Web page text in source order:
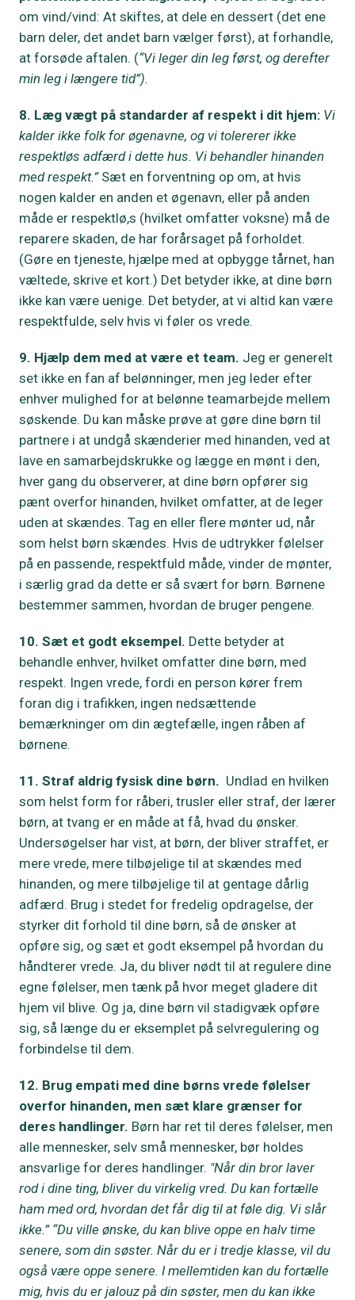
om vind/vind: At skiftes, at dele en dessert (det ene
barn deler, det andet barn vælger først), at forhandle,
at forsøde aftalen. (“Vi leger din leg først, og derefter
min leg i længere tid”).
8. Læg vægt på standarder af respekt i dit hjem: Vi
kalder ikke folk for øgenavne, og vi tolererer ikke
respektløs adfærd i dette hus. Vi behandler hinanden
med respekt.” Sæt en forventning op om, at hvis
nogen kalder en anden et øgenavn, eller på anden
måde er respektlø,s (hvilket omfatter voksne) må de
reparere skaden, de har forårsaget på forholdet.
(Gøre en tjeneste, hjælpe med at opbygge tårnet, han
væltede, skrive et kort.) Det betyder ikke, at dine børn
ikke kan være uenige. Det betyder, at vi altid kan være
respektfulde, selv hvis vi føler os vrede.
9. Hjælp dem med at være et team. Jeg er generelt
set ikke en fan af belønninger, men jeg leder efter
enhver mulighed for at belønne teamarbejde mellem
søskende. Du kan måske prøve at gøre dine børn til
partnere i at undgå skænderier med hinanden, ved at
lave en samarbejdskrukke og lægge en mønt i den,
hver gang du observerer, at dine børn opfører sig
pænt overfor hinanden, hvilket omfatter, at de leger
uden at skændes. Tag en eller flere mønter ud, når
som helst børn skændes. Hvis de udtrykker følelser
på en passende, respektfuld måde, vinder de mønter,
i særlig grad da dette er så svært for børn. Børnene
bestemmer sammen, hvordan de bruger pengene.
10. Sæt et godt eksempel. Dette betyder at
behandle enhver, hvilket omfatter dine børn, med
respekt. Ingen vrede, fordi en person kører frem
foran dig i trafikken, ingen nedsættende
bemærkninger om din ægtefælle, ingen råben af
børnene.
11. Straf aldrig fysisk dine børn. Undlad en hvilken
som helst form for råberi, trusler eller straf, der lærer
børn, at tvang er en måde at få, hvad du ønsker.
Undersøgelser har vist, at børn, der bliver straffet, er
mere vrede, mere tilbøjelige til at skændes med
hinanden, og mere tilbøjelige til at gentage dårlig
adfærd. Brug i stedet for fredelig opdragelse, der
styrker dit forhold til dine børn, så de ønsker at
opføre sig, og sæt et godt eksempel på hvordan du
håndterer vrede. Ja, du bliver nødt til at regulere dine
egne følelser, men tænk på hvor meget gladere dit
hjem vil blive. Og ja, dine børn vil stadigvæk opføre
sig, så længe du er eksemplet på selvregulering og
forbindelse til dem.
12. Brug empati med dine børns vrede følelser
overfor hinanden, men sæt klare grænser for
deres handlinger. Børn har ret til deres følelser, men
alle mennesker, selv små mennesker, bør holdes
ansvarlige for deres handlinger. "Når din bror laver
rod i dine ting, bliver du virkelig vred. Du kan fortælle
ham med ord, hvordan det får dig til at føle dig. Vi slår
ikke.” “Du ville ønske, du kan blive oppe en halv time
senere, som din søster. Når du er i tredje klasse, vil du
også være oppe senere. I mellemtiden kan du fortælle
mig, hvis du er jalouz på din søster, men du kan ikke